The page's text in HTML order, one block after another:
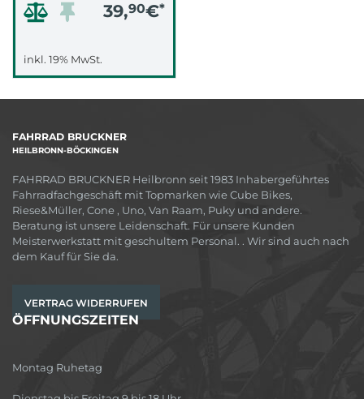
39,90€*
inkl. 19% MwSt.
FAHRRAD BRUCKNER
HEILBRONN-BÖCKINGEN
FAHRRAD BRUCKNER Heilbronn seit 1983 Inhabergeführtes
Fahrradfachgeschäft mit Topmarken wie Cube Bikes,
Riese&Müller, Cone , Uno, Van Raam, Puky und andere.
Beratung ist unsere Leidenschaft. Für unsere Kunden
Meisterwerkstatt mit geschultem Personal. . Wir sind auch nach
dem Kauf für Sie da.
VERTRAG WIDERRUFEN
ÖFFNUNGSZEITEN
Montag Ruhetag